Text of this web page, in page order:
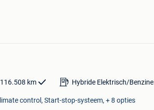
116.508 km Hybride Elektrisch/Benzine
control, Start-stop-systeem, + 8 opties